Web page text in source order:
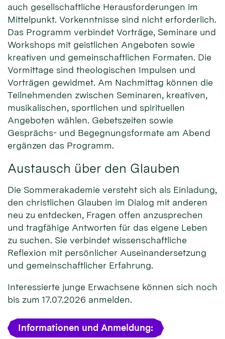
auch gesellschaftliche Herausforderungen im
Mittelpunkt. Vorkenntnisse sind nicht erforderlich.
Das Programm verbindet Vorträge, Seminare und
Workshops mit geistlichen Angeboten sowie
kreativen und gemeinschaftlichen Formaten. Die
Vormittage sind theologischen Impulsen und
Vorträgen gewidmet. Am Nachmittag können die
Teilnehmenden zwischen Seminaren, kreativen,
musikalischen, sportlichen und spirituellen
Angeboten wählen. Gebetszeiten sowie
Gesprächs- und Begegnungsformate am Abend
ergänzen das Programm.
Austausch über den Glauben
Die Sommerakademie versteht sich als Einladung,
den christlichen Glauben im Dialog mit anderen
neu zu entdecken, Fragen offen anzusprechen
und tragfähige Antworten für das eigene Leben
zu suchen. Sie verbindet wissenschaftliche
Reflexion mit persönlicher Auseinandersetzung
und gemeinschaftlicher Erfahrung.
Interessierte junge Erwachsene können sich noch
bis zum 17.07.2026 anmelden.
Informationen und Anmeldung: